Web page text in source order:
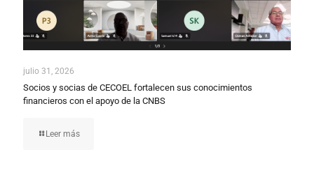
julio 31, 2026
Socios y socias de CECOEL fortalecen sus conocimientos
financieros con el apoyo de la CNBS
Leer más